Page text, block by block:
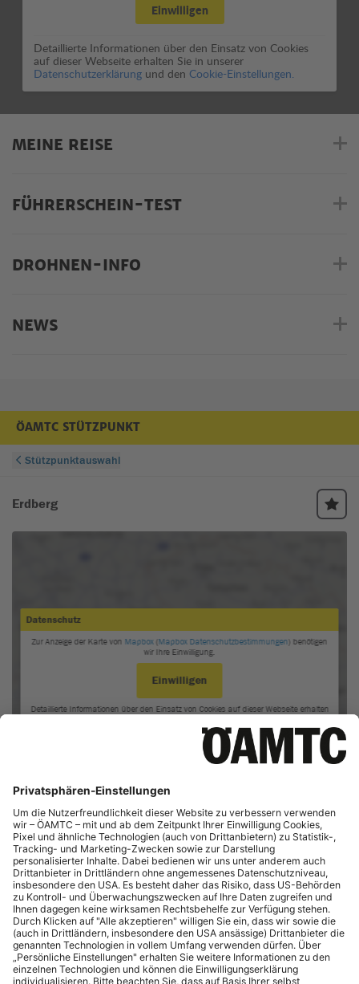
Einwilligen
Detaillierte Informationen über den Einsatz von Cookies
auf dieser Webseite erhalten Sie in unserer
Datenschutzerklärung und den Cookie-Einstellungen.
MEINE REISE
FÜHRERSCHEIN-TEST
DROHNEN-INFO
NEWS
ÖAMTC STÜTZPUNKT